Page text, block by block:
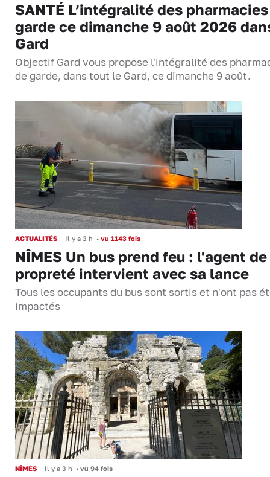
SANTÉ L’intégralité des
garde ce dimanche 9 août 2026
Gard
Objectif Gard vous propose l'intégralité des
de garde, dans tout le Gard, ce dimanche 9 août.
ACTUALITÉS Il y a 3 h • vu 1143 fois
NÎMES Un bus prend feu : l'agent de
propreté intervient avec sa lance
Tous les occupants du bus sont sortis et n'ont pas
impactés
NÎMES Il y a 3 h • vu 94 fois